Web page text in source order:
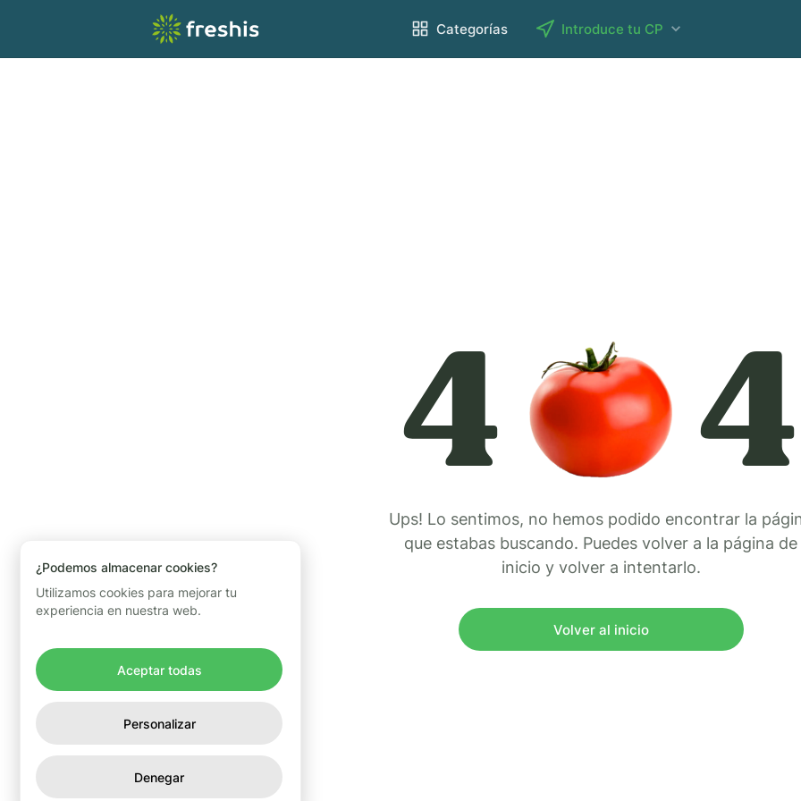
Categorías Introduce tu CP
4 4
Ups! Lo sentimos, no hemos podido encontrar la
que estabas buscando. Puedes volver a la página de
inicio y volver a intentarlo.
Volver al inicio
¿Podemos almacenar cookies?
Utilizamos cookies para mejorar tu
experiencia en nuestra web.
Aceptar todas
Personalizar
Denegar